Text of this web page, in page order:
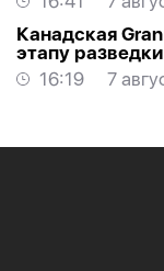
Канадская
этапу
16:19
7